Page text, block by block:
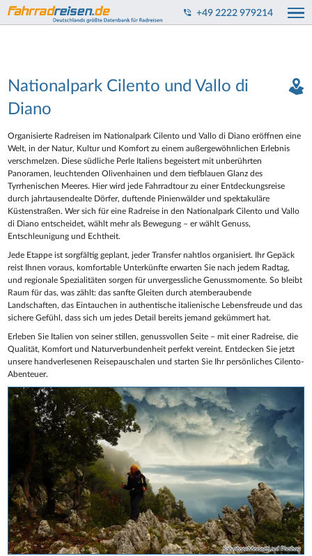
+49 2222 979214
SalvatoreMonetti auf Pixabay
Nationalpark Cilento und Vallo di
Diano
Organisierte Radreisen im Nationalpark Cilento und Vallo di Diano eröffnen eine
Welt, in der Natur, Kultur und Komfort zu einem außergewöhnlichen Erlebnis
verschmelzen. Diese südliche Perle Italiens begeistert mit unberührten
Panoramen, leuchtenden Olivenhainen und dem tiefblauen Glanz des
Tyrrhenischen Meeres. Hier wird jede Fahrradtour zu einer Entdeckungsreise
durch jahrtausendealte Dörfer, duftende Pinienwälder und spektakuläre
Küstenstraßen. Wer sich für eine Radreise in den Nationalpark Cilento und Vallo
di Diano entscheidet, wählt mehr als Bewegung – er wählt Genuss,
Entschleunigung und Echtheit.
Jede Etappe ist sorgfältig geplant, jeder Transfer nahtlos organisiert. Ihr Gepäck
reist Ihnen voraus, komfortable Unterkünfte erwarten Sie nach jedem Radtag,
und regionale Spezialitäten sorgen für unvergessliche Genussmomente. So bleibt
Raum für das, was zählt: das sanfte Gleiten durch atemberaubende
Landschaften, das Eintauchen in authentische italienische Lebensfreude und das
sichere Gefühl, dass sich um jedes Detail bereits jemand gekümmert hat.
Erleben Sie Italien von seiner stillen, genussvollen Seite – mit einer Radreise, die
Qualität, Komfort und Naturverbundenheit perfekt vereint. Entdecken Sie jetzt
unsere handverlesenen Reisepauschalen und starten Sie Ihr persönliches Cilento-
Abenteuer.